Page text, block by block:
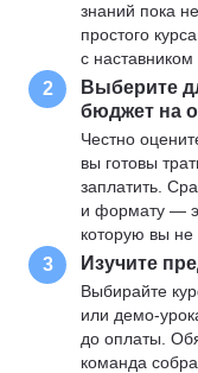
знаний пока
простого
с
2
Выберите
бюджет на
Честно
вы готовы
заплатить.
и формату —
которую вы не
3 Изучите
Выбирайте
или демо-
до оплаты.
команда